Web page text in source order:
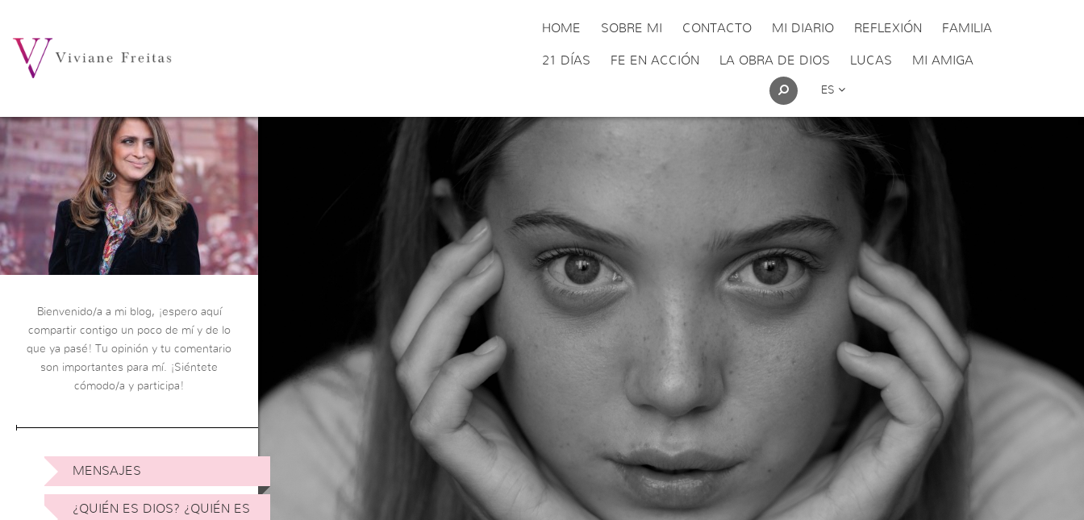
HOME SOBRE MI CONTACTO MI DIARIO REFLEXIÓN FAMILIA
21 DÍAS FE EN ACCIÓN LA OBRA DE DIOS LUCAS MI AMIGA
ES
Bienvenido/a a mi blog, ¡espero aquí
compartir contigo un poco de mí y de lo
que ya pasé! Tu opinión y tu comentario
son importantes para mí. ¡Siéntete
cómodo/a y participa!
MENSAJES
¿QUIÉN ES DIOS? ¿QUIÉN ES